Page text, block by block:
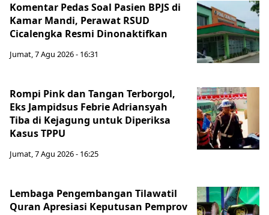
Komentar Pedas Soal Pasien BPJS di
Kamar Mandi, Perawat RSUD
Cicalengka Resmi Dinonaktifkan
Jumat, 7 Agu 2026 - 16:31
Rompi Pink dan Tangan Terborgol,
Eks Jampidsus Febrie Adriansyah
Tiba di Kejagung untuk Diperiksa
Kasus TPPU
Jumat, 7 Agu 2026 - 16:25
Lembaga Pengembangan Tilawatil
Quran Apresiasi Keputusan Pemprov